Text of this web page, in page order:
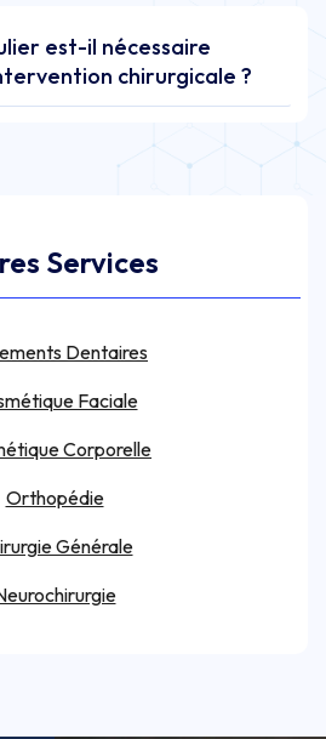
est-il nécessaire
chirurgicale ?
Services
Dentaires
Faciale
Corporelle
Orthopédie
Générale